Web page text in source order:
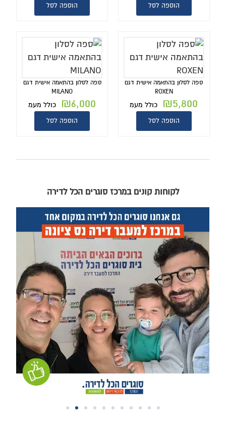
הוספה לסל הוספה לסל
ספה לסלון בהתאמה אישית דגם
ROXEN
₪5,800 כולל מעמ
הוספה לסל
ספה לסלון בהתאמה אישית דגם
MILANO
₪6,000 כולל מעמ
הוספה לסל
לקוחות קונים במרכז סוגרים הכל לדירה